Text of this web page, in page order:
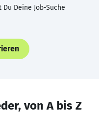
Deine Job-Suche
von A bis Z